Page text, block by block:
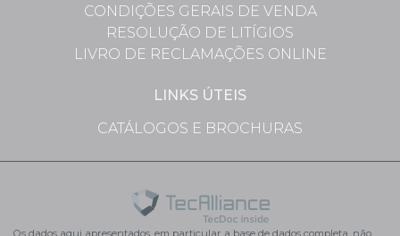
CONDIÇÕES GERAIS DE VENDA
RESOLUÇÃO DE LITÍGIOS
LIVRO DE RECLAMAÇÕES ONLINE
LINKS ÚTEIS
CATÁLOGOS E BROCHURAS